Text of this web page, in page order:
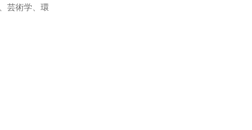
芸術学、環